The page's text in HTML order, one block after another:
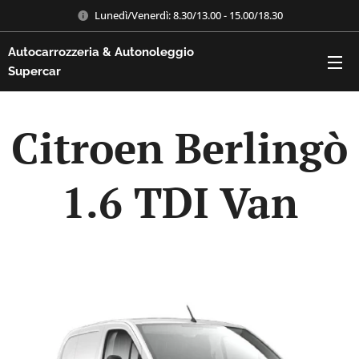
Lunedì/Venerdì: 8.30/13.00 - 15.00/18.30
Autocarrozzeria & Autonoleggio
Supercar
Citroen Berlingò
1.6 TDI Van